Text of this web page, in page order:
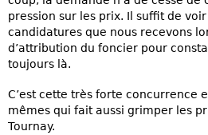
pression sur les prix. Il suffit de
candidatures que nous recevons
d’attribution du foncier pour
toujours là.
C’est cette très forte concurrence
mêmes qui fait aussi grimper les
Tournay.